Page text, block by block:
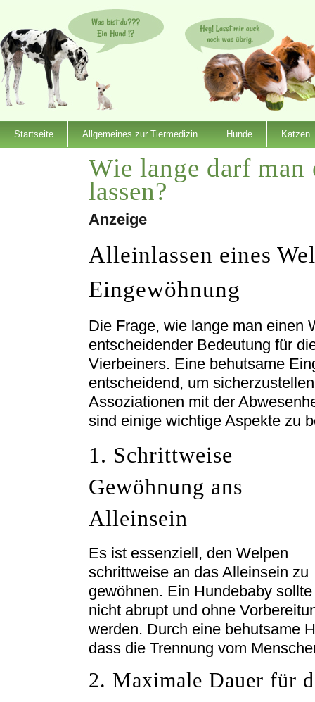
Startseite Allgemeines zur Tiermedizin Hunde Katzen
Wie lange darf man
lassen?
Anzeige
Alleinlassen eines
Eingewöhnung
Die Frage, wie lange man einen
entscheidender Bedeutung für
Vierbeiners. Eine behutsame
entscheidend, um
Assoziationen mit der
sind einige wichtige Aspekte zu
1. Schrittweise
Gewöhnung ans
Alleinsein
Es ist essenziell, den Welpen
schrittweise an das Alleinsein zu
gewöhnen. Ein Hundebaby sollte
nicht abrupt und ohne
werden. Durch eine behutsame
dass die Trennung vom
2. Maximale Dauer für